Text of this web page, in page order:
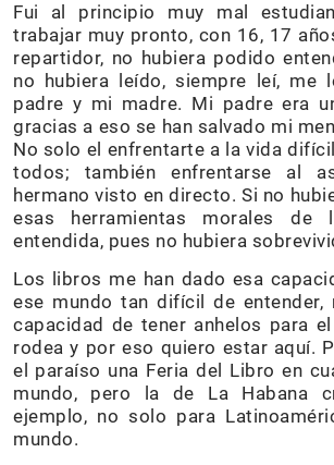
Fui al principio muy mal
trabajar muy pronto, con 16, 17
repartidor, no hubiera podido
no hubiera leído, siempre leí, me
padre y mi madre. Mi padre era
gracias a eso se han salvado mi
No solo el enfrentarte a la vida
todos; también enfrentarse al
hermano visto en directo. Si no
esas herramientas morales de
entendida, pues no hubiera
Los libros me han dado esa
ese mundo tan difícil de entender,
capacidad de tener anhelos para
rodea y por eso quiero estar aquí.
el paraíso una Feria del Libro en
mundo, pero la de La Habana
ejemplo, no solo para
mundo.